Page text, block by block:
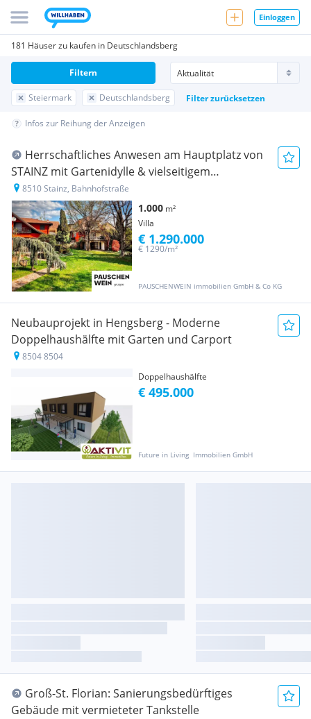
Einloggen
181 Häuser zu kaufen in Deutschlandsberg
Steiermark Deutschlandsberg Filter zurücksetzen
Filtern
Infos zur Reihung der Anzeigen
Herrschaftliches Anwesen am Hauptplatz von
STAINZ mit Gartenidylle & vielseitigem
Nutzungspotenzial
8510 Stainz, Bahnhofstraße
1.000 m²
Villa
PAUSCHENWEIN immobilien GmbH & Co KG
€ 1290/m²
€ 1.290.000
Neubauprojekt in Hengsberg - Moderne
Doppelhaushälfte mit Garten und Carport
8504 8504
Doppelhaushälfte
Future in Living  Immobilien GmbH
€ 495.000
Groß-St. Florian: Sanierungsbedürftiges
Gebäude mit vermieteter Tankstelle